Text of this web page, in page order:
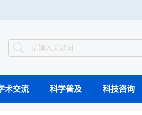
术交流 科学普及 科技咨询